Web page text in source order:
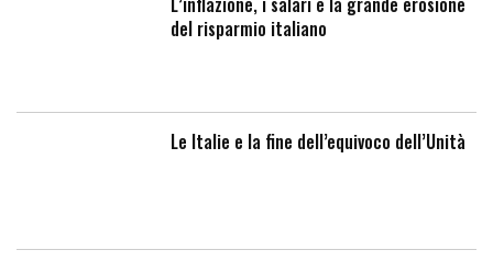
del risparmio italiano
Le Italie e la fine dell’equivoco dell’Unità